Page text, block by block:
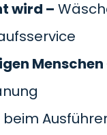
wird –
Menschen